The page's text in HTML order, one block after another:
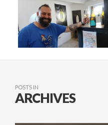
POSTS IN
ARCHIVES